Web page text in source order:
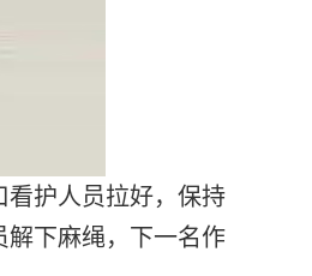
护人员拉好，保持
下麻绳，下一名作